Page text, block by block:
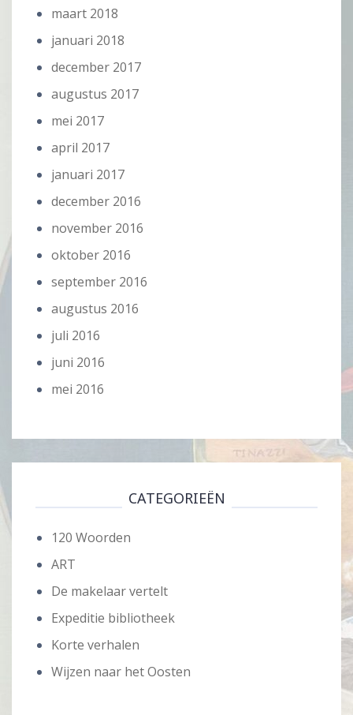
maart 2018
januari 2018
december 2017
augustus 2017
mei 2017
april 2017
januari 2017
december 2016
november 2016
oktober 2016
september 2016
augustus 2016
juli 2016
juni 2016
mei 2016
CATEGORIEËN
120 Woorden
ART
De makelaar vertelt
Expeditie bibliotheek
Korte verhalen
Wijzen naar het Oosten